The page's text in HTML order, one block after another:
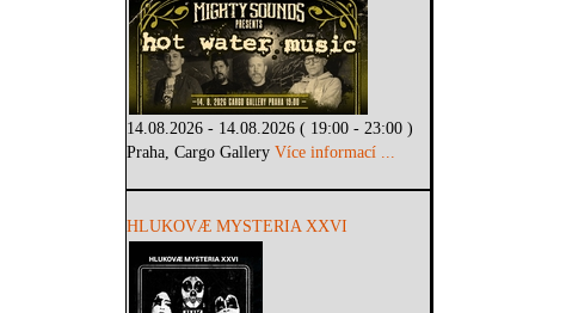
14.08.2026 - 14.08.2026 ( 19:00 - 23:00 )
Praha, Cargo GalleryVíce informací ...
HLUKOVÆ MYSTERIA XXVI